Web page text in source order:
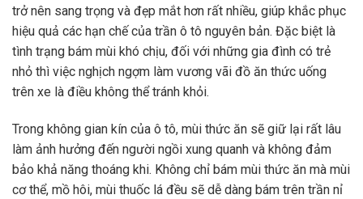
trở nên sang trọng và đẹp mắt hơn rất nhiều, giúp khắc phục
hiệu quả các hạn chế của trần ô tô nguyên bản. Đặc biệt là
tình trạng bám mùi khó chịu, đối với những gia đình có trẻ
nhỏ thì việc nghịch ngợm làm vương vãi đồ ăn thức uống
trên xe là điều không thể tránh khỏi.
Trong không gian kín của ô tô, mùi thức ăn sẽ giữ lại rất lâu
làm ảnh hưởng đến người ngồi xung quanh và không đảm
bảo khả năng thoáng khi. Không chỉ bám mùi thức ăn mà mùi
cơ thể, mồ hôi, mùi thuốc lá đều sẽ dễ dàng bám trên trần nỉ